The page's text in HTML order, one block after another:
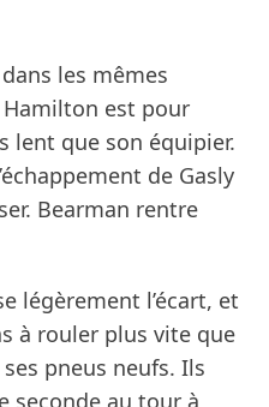
les mêmes
Hamilton est pour
lent que son équipier.
de Gasly
Bearman rentre
légèrement l’écart, et
à rouler plus vite que
pneus neufs. Ils